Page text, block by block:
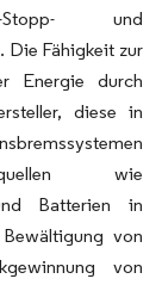
und
Die Fähigkeit zur
Energie durch
diese in
wie
Batterien in
von
von